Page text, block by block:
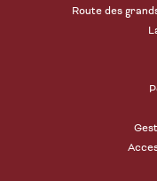
Route des